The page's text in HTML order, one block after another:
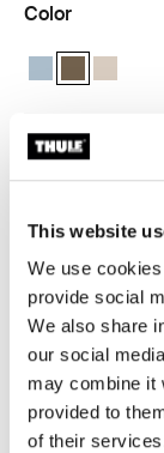
This website
We use
provide social
We also share
our social
may combine it
provided to
of their
Color
Thule Chasm
Thule Chasm
Thule
Garantía
Encontrar
Thule Chasm
versátil,
artículos
otros cubos